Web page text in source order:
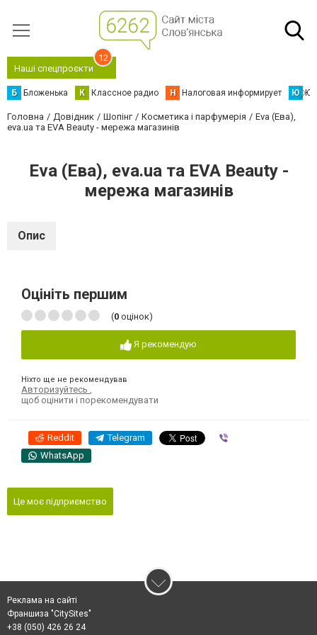
Наші спецпроєкти
12
Б Бложенька К Классное радио Н Налоговая информирует Ю
Головна Довідник Шопінг Косметика і парфумерія
Eva (Ева),
eva.ua та EVA Beauty - мережа магазинів
Eva (Ева), eva.ua та EVA Beauty -
мережа магазинів
Опис
Оцініть першим
(0 оцінок)
Я рекомендую
Ніхто ще не рекомендував
Авторизуйтесь
щоб оцінити і порекомендувати
Reddit Telegram
WhatsApp
Це моє підприємство
Реклама на сайті
Франшиза "CitySites"
+38 (050) 426 26 24